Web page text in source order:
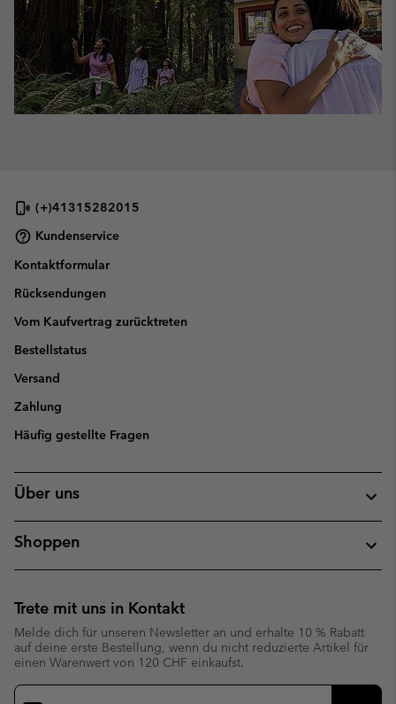
(+)41315282015
Kundenservice
Kontaktformular
Rücksendungen
Vom Kaufvertrag zurücktreten
Bestellstatus
Versand
Zahlung
Häufig gestellte Fragen
Über uns
Shoppen
Trete mit uns in Kontakt
Melde dich für unseren Newsletter an und erhalte 10 % Rabatt
auf deine erste Bestellung, wenn du nicht reduzierte Artikel für
einen Warenwert von 120 CHF einkaufst.
Newsletter-